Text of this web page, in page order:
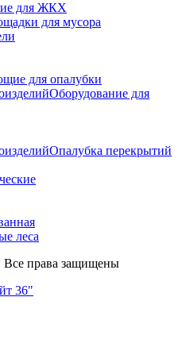
для ЖКХ
для мусора
для опалубки
Оборудование для
Опалубка перекрытий
леса
| Все права защищены
36"